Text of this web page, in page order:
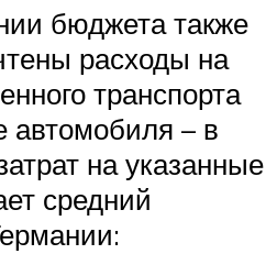
бюджета также
расходы на
транспорта
автомобиля – в
на указанные
средний